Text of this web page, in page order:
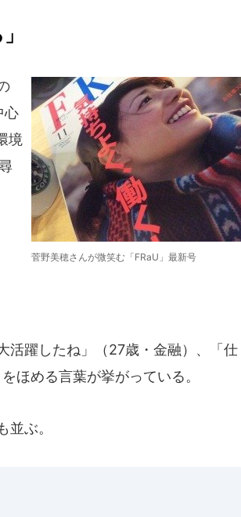
菅野美穂さんが微笑む「FRaU」最新号
心
境
活躍したね」（27歳・金融）、「仕
ほめる言葉が挙がっている。
ぶ。